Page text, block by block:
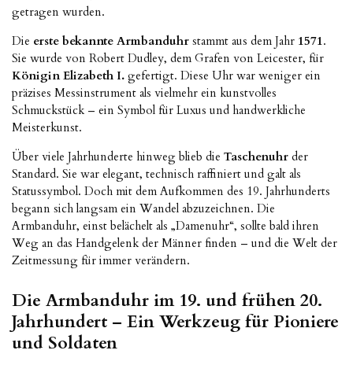
getragen wurden.
Die erste bekannte Armbanduhr stammt aus dem Jahr 1571.
Sie wurde von Robert Dudley, dem Grafen von Leicester, für
Königin Elizabeth I. gefertigt. Diese Uhr war weniger ein
präzises Messinstrument als vielmehr ein kunstvolles
Schmuckstück – ein Symbol für Luxus und handwerkliche
Meisterkunst.
Über viele Jahrhunderte hinweg blieb die Taschenuhr der
Standard. Sie war elegant, technisch raffiniert und galt als
Statussymbol. Doch mit dem Aufkommen des 19. Jahrhunderts
begann sich langsam ein Wandel abzuzeichnen. Die
Armbanduhr, einst belächelt als „Damenuhr“, sollte bald ihren
Weg an das Handgelenk der Männer finden – und die Welt der
Zeitmessung für immer verändern.
Die Armbanduhr im 19. und frühen 20.
Jahrhundert – Ein Werkzeug für Pioniere
und Soldaten